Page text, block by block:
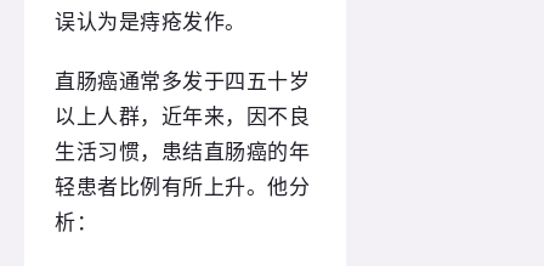
误认为是痔疮发作。
直肠癌通常多发于四五十岁
以上人群，近年来，因不良
生活习惯，患结直肠癌的年
轻患者比例有所上升。他分
析：